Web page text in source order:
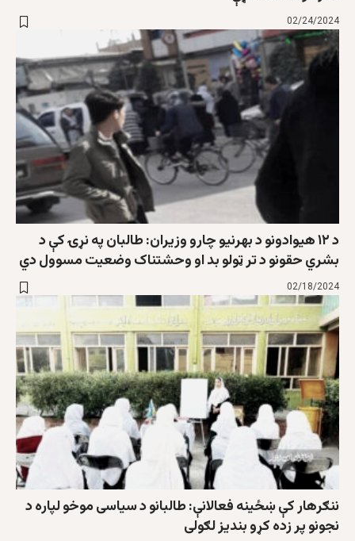
02/24/2024
د ۱۲ هيوادونو د بهرنيو چارو وزيران: طالبان په نړۍ کې د
بشري حقونو د تر ټولو بد او وحشتناک وضعيت مسوول دي
02/18/2024
ننګرهار کې ښځینه فعالانې: طالبانو د سیاسی موخو لپاره د
نجونو پر زده کړو بندیز لګولی